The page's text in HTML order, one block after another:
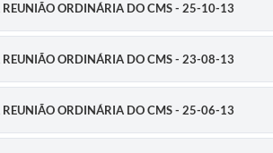
ORDINÁRIA DO CMS - 25-10-13
ORDINÁRIA DO CMS - 23-08-13
ORDINÁRIA DO CMS - 25-06-13